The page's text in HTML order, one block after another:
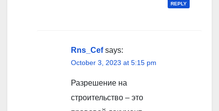
REPLY
Rns_Cef says:
October 3, 2023 at 5:15 pm
Разрешение на
строительство – это